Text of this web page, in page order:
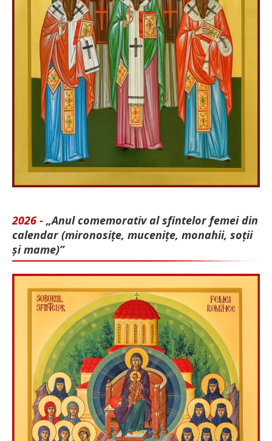
2026 - „Anul comemorativ al sfintelor femei din
calendar (mironosițe, mu­cenițe, monahii, soții
și mame)”